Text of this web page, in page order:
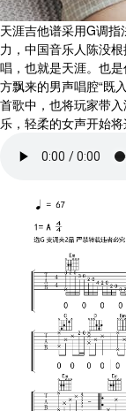
天涯吉他谱采用G调
力，中国音乐人陈没
唱，也就是天涯。也
方飘来的男声唱腔“既
首歌中，也将玩家带
乐，轻柔的女声开始